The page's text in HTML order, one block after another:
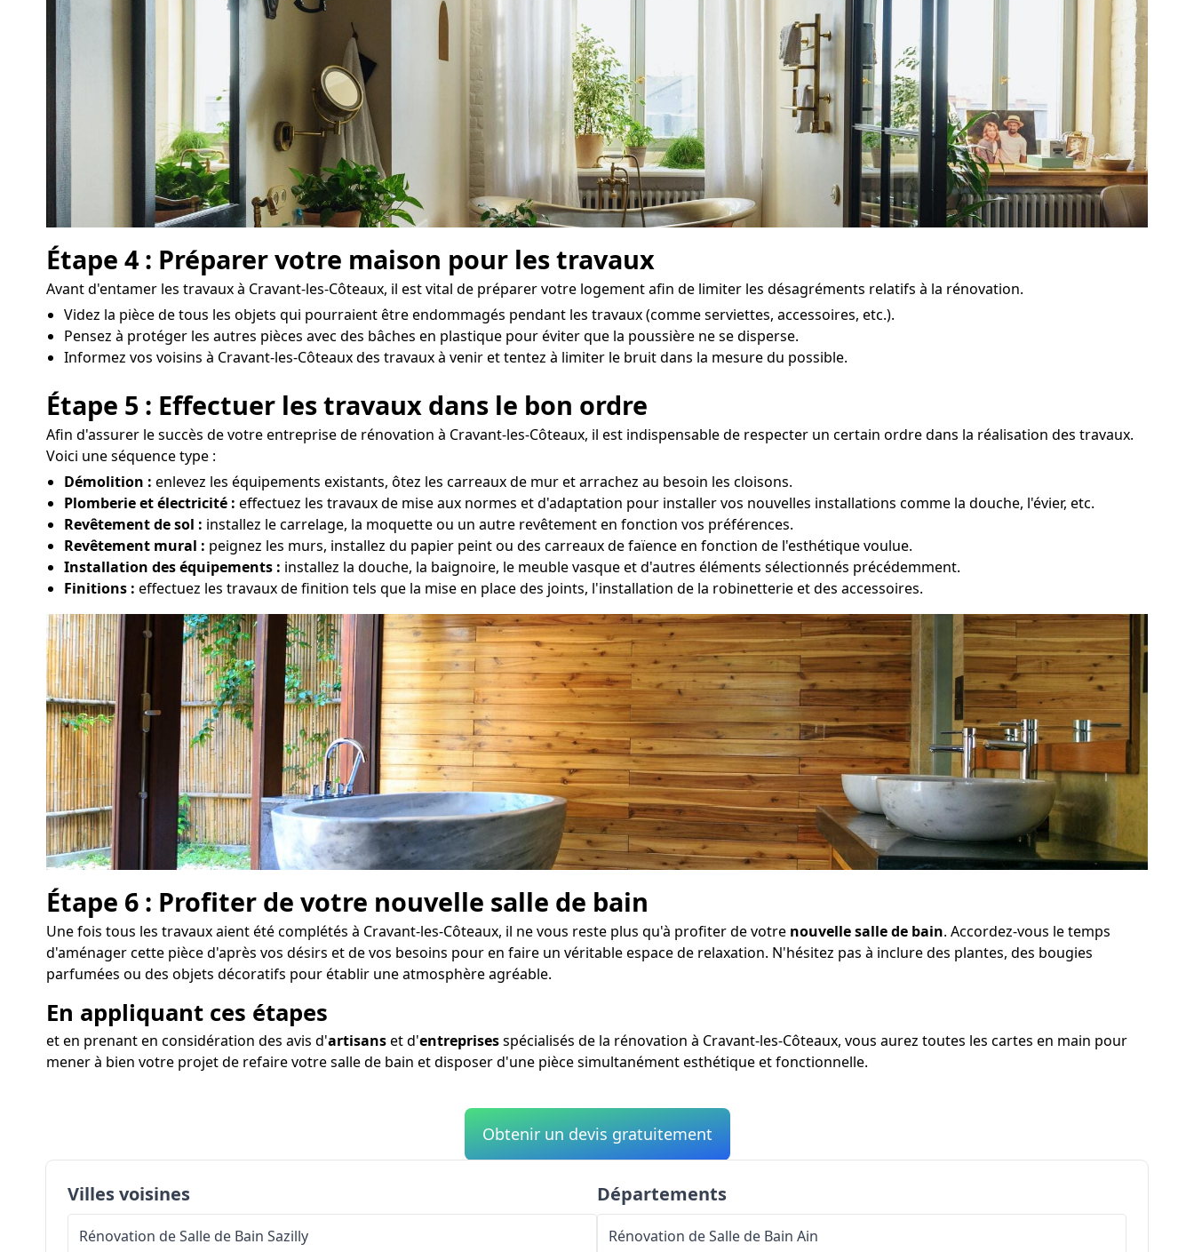
Étape 4 : Préparer votre maison pour les travaux
Avant d'entamer les travaux à Cravant-les-Côteaux, il est vital de préparer votre logement afin de limiter les désagréments relatifs à la rénovation.
Videz la pièce de tous les objets qui pourraient être endommagés pendant les travaux (comme serviettes, accessoires, etc.).
Pensez à protéger les autres pièces avec des bâches en plastique pour éviter que la poussière ne se disperse.
Informez vos voisins à Cravant-les-Côteaux des travaux à venir et tentez à limiter le bruit dans la mesure du possible.
Étape 5 : Effectuer les travaux dans le bon ordre
Afin d'assurer le succès de votre entreprise de rénovation à Cravant-les-Côteaux, il est indispensable de respecter un certain ordre dans la réalisation des travaux.
Voici une séquence type :
Démolition : enlevez les équipements existants, ôtez les carreaux de mur et arrachez au besoin les cloisons.
Plomberie et électricité : effectuez les travaux de mise aux normes et d'adaptation pour installer vos nouvelles installations comme la douche, l'évier, etc.
Revêtement de sol : installez le carrelage, la moquette ou un autre revêtement en fonction vos préférences.
Revêtement mural : peignez les murs, installez du papier peint ou des carreaux de faïence en fonction de l'esthétique voulue.
Installation des équipements : installez la douche, la baignoire, le meuble vasque et d'autres éléments sélectionnés précédemment.
Finitions : effectuez les travaux de finition tels que la mise en place des joints, l'installation de la robinetterie et des accessoires.
Étape 6 : Profiter de votre nouvelle salle de bain
Une fois tous les travaux aient été complétés à Cravant-les-Côteaux, il ne vous reste plus qu'à profiter de votre nouvelle salle de bain. Accordez-vous le temps
d'aménager cette pièce d'après vos désirs et de vos besoins pour en faire un véritable espace de relaxation. N'hésitez pas à inclure des plantes, des bougies
parfumées ou des objets décoratifs pour établir une atmosphère agréable.
En appliquant ces étapes
et en prenant en considération des avis d'artisanset d'entreprisesspécialisés de la rénovation à Cravant-les-Côteaux, vous aurez toutes les cartes en main pour
mener à bien votre projet de refaire votre salle de bain et disposer d'une pièce simultanément esthétique et fonctionnelle.
Obtenir un devis gratuitement
Villes voisines
Rénovation de Salle de Bain Sazilly
Départements
Rénovation de Salle de Bain Ain